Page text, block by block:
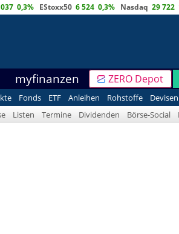
0,3% EStoxx50 6 524 0,3% Nasdaq 29 722
myfinanzen ZERO Depot
Fonds ETF Anleihen Rohstoffe Devisen
Listen Termine Dividenden Börse-Social